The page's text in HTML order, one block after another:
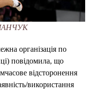
організація по
повідомила, що
відсторонення
використання